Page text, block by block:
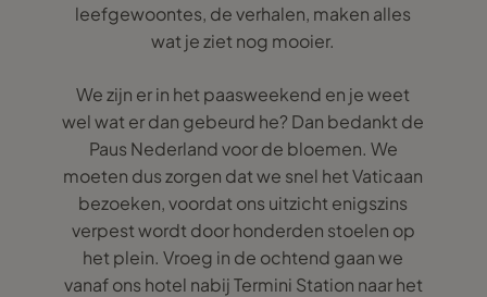
leefgewoontes, de verhalen, maken alles
wat je ziet nog mooier.
We zijn er in het paasweekend en je weet
wel wat er dan gebeurd he? Dan bedankt de
Paus Nederland voor de bloemen. We
moeten dus zorgen dat we snel het Vaticaan
bezoeken, voordat ons uitzicht enigszins
verpest wordt door honderden stoelen op
het plein. Vroeg in de ochtend gaan we
vanaf ons hotel nabij Termini Station naar het